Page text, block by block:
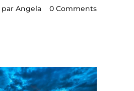
par Angela 0 Comments